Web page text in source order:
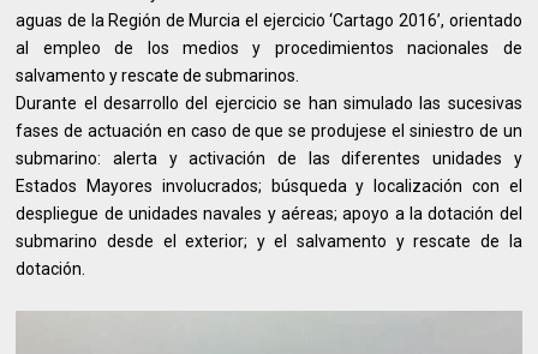
aguas de la Región de Murcia el ejercicio ‘Cartago 2016’, orientado
al empleo de los medios y procedimientos nacionales de
salvamento y rescate de submarinos.
Durante el desarrollo del ejercicio se han simulado las sucesivas
fases de actuación en caso de que se produjese el siniestro de un
submarino: alerta y activación de las diferentes unidades y
Estados Mayores involucrados; búsqueda y localización con el
despliegue de unidades navales y aéreas; apoyo a la dotación del
submarino desde el exterior; y el salvamento y rescate de la
dotación.